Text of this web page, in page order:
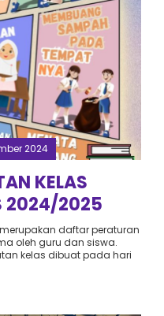
2024
KELAS
2024/2025
daftar peraturan
oleh guru dan siswa.
kelas dibuat pada hari